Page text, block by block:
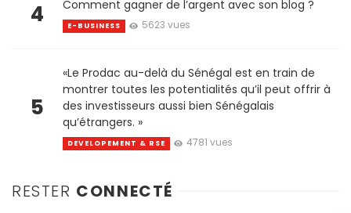
4 Comment gagner de l’argent avec son blog ?
E-BUSINESS 5623 vues
5
«Le Prodac au-delà du Sénégal est en train de
montrer toutes les potentialités qu’il peut offrir à
des investisseurs aussi bien Sénégalais
qu’étrangers. »
DEVELOPEMENT & RSE 4781 vues
RESTER CONNECTÉ